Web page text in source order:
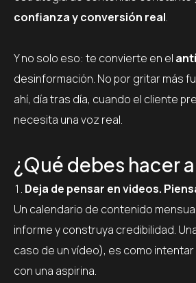
confianza y conversión real.
Y no solo eso: te convierte en el
desinformación. No por gritar más
ahí, día tras día, cuando el cliente
necesita una voz real.
¿Qué debes hacer
Deja de pensar en videos.
Un calendario de contenido
informe y construya credibilidad.
caso de un vídeo), es como
con una aspirina.